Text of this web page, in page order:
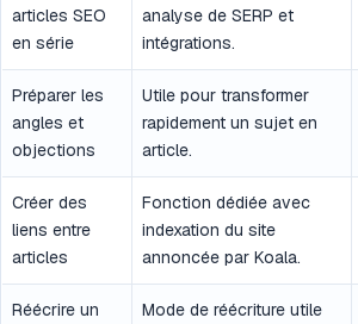
articles SEO
en série
analyse de SERP et
intégrations.
Préparer les
angles et
objections
Utile pour transformer
rapidement un sujet en
article.
Créer des
liens entre
articles
Fonction dédiée avec
indexation du site
annoncée par Koala.
Réécrire un
Mode de réécriture utile